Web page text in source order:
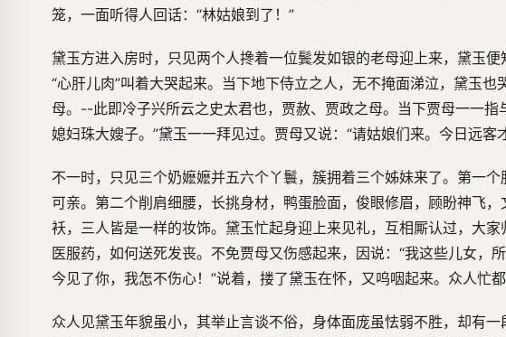
笼，一面听得人回话：“林姑娘到了！”
黛玉方进入房时，只见两个人搀着一位鬓发如银的老母迎上来，黛玉
“心肝儿肉”叫着大哭起来。当下地下侍立之人，无不掩面涕泣，黛玉
母。--此即冷子兴所云之史太君也，贾赦、贾政之母。当下贾母一一
媳妇珠大嫂子。”黛玉一一拜见过。贾母又说：“请姑娘们来。今日远客
不一时，只见三个奶嬷嬷并五六个丫鬟，簇拥着三个姊妹来了。第一
可亲。第二个削肩细腰，长挑身材，鸭蛋脸面，俊眼修眉，顾盼神飞
袄，三人皆是一样的妆饰。黛玉忙起身迎上来见礼，互相厮认过，大
医服药，如何送死发丧。不免贾母又伤感起来，因说：“我这些儿女，
今见了你，我怎不伤心！”说着，搂了黛玉在怀，又呜咽起来。众人忙
众人见黛玉年貌虽小，其举止言谈不俗，身体面庞虽怯弱不胜，却有